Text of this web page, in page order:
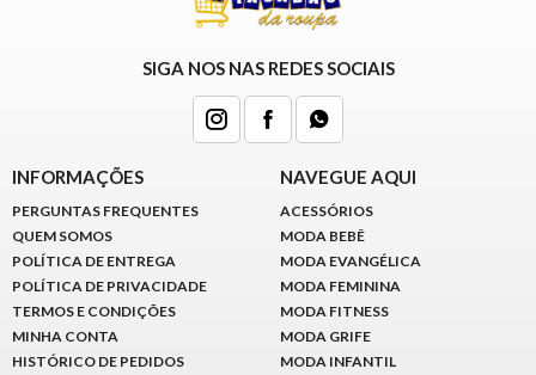
SIGA NOS NAS REDES SOCIAIS
INFORMAÇÕES
PERGUNTAS FREQUENTES
QUEM SOMOS
POLÍTICA DE ENTREGA
POLÍTICA DE PRIVACIDADE
TERMOS E CONDIÇÕES
MINHA CONTA
HISTÓRICO DE PEDIDOS
NAVEGUE AQUI
ACESSÓRIOS
MODA BEBÊ
MODA EVANGÉLICA
MODA FEMININA
MODA FITNESS
MODA GRIFE
MODA INFANTIL